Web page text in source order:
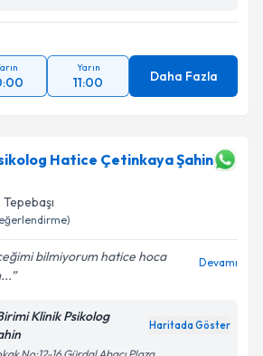
Yarın
11:00 Daha Fazla
Hatice Çetinkaya Şahin
Tepebaşı
bilmiyorum hatice hoca
Devamı
Klinik Psikolog
Haritada Göster